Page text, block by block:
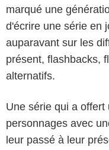
marqué une
d'écrire une série en
auparavant sur les
présent, flashbacks,
alternatifs.
Une série qui a
personnages avec
leur passé à leur